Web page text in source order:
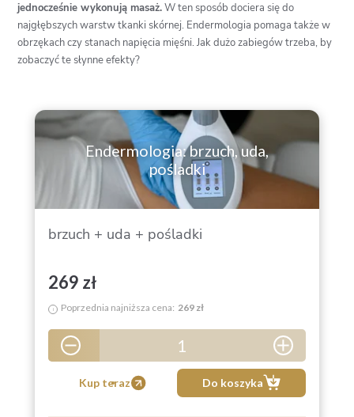
jednocześnie wykonują masaż.W ten sposób dociera się do
najgłębszych warstw tkanki skórnej. Endermologia pomaga także w
obrzękach czy stanach napięcia mięśni. Jak dużo zabiegów trzeba, by
zobaczyć te słynne efekty?
Endermologia: brzuch, uda,
pośladki
brzuch + uda + pośladki
269 zł
i Poprzednia najniższa cena: 269 zł
1
5
Kup teraz Do koszyka